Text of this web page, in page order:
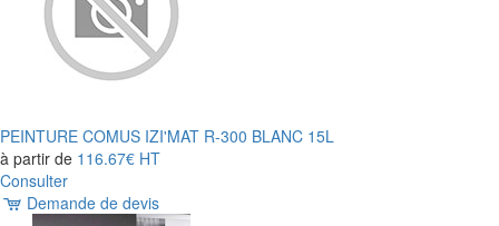
PEINTURE COMUS IZI'MAT R-300 BLANC 15L
à partir de 116.67€ HT
Consulter
Demande de devis